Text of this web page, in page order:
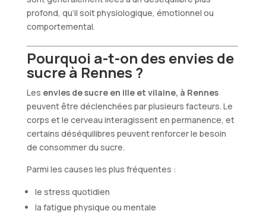
profond, qu’il soit physiologique, émotionnel ou
comportemental.
Pourquoi a-t-on des envies de
sucre à Rennes ?
Les envies de sucre en ille et vilaine, à Rennes
peuvent être déclenchées par plusieurs facteurs. Le
corps et le cerveau interagissent en permanence, et
certains déséquilibres peuvent renforcer le besoin
de consommer du sucre.
Parmi les causes les plus fréquentes :
le stress quotidien
la fatigue physique ou mentale